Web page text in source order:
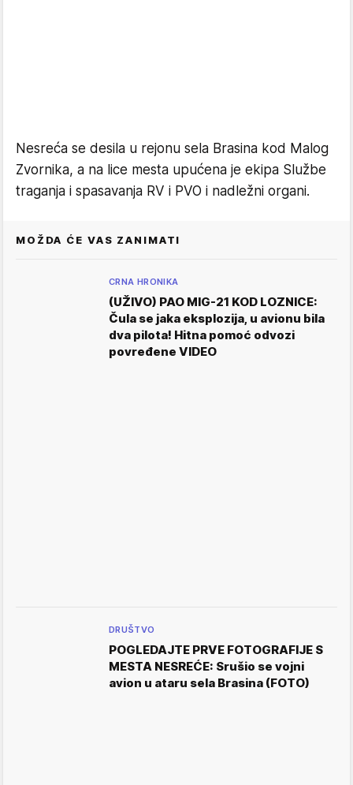
Nesreća se desila u rejonu sela Brasina kod Malog
Zvornika, a na lice mesta upućena je ekipa Službe
traganja i spasavanja RV i PVO i nadležni organi.
MOŽDA ĆE VAS ZANIMATI
CRNA HRONIKA
(UŽIVO) PAO MIG-21 KOD LOZNICE:
Čula se jaka eksplozija, u avionu bila
dva pilota! Hitna pomoć odvozi
povređene VIDEO
DRUŠTVO
POGLEDAJTE PRVE FOTOGRAFIJE S
MESTA NESREĆE: Srušio se vojni
avion u ataru sela Brasina (FOTO)